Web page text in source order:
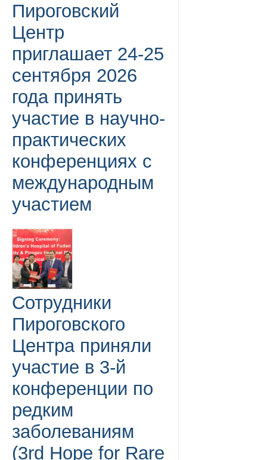
Пироговский
Центр
приглашает 24-25
сентября 2026
года принять
участие в научно-
практических
конференциях с
международным
участием
Сотрудники
Пироговского
Центра приняли
участие в 3-й
конференции по
редким
заболеваниям
(3rd Hope for Rare